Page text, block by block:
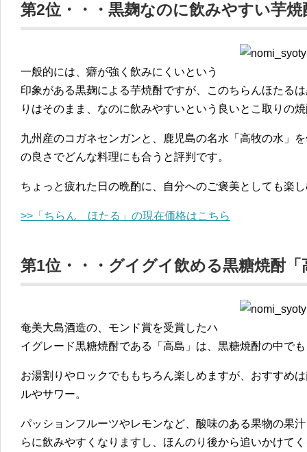
第2位・・・黒麹なのに飲みやすい芋
一般的には、癖が強く飲みにくいという
印象がある黒麹による芋焼酎ですが、このちらんほたる
りはそのまま、なのに飲みやすいという良いとこ取りの
九州産のコガネセンガンと、鹿児島の名水「高牧の水」
の良さでどんな料理にも合うと評判です。
ちょっと疲れた日の晩酌に、自分へのご褒美としても楽
>>「ちらん ほたる」の現在価格はこちら
第1位・・・グイグイ飲める黒糖焼酎「
奄美大島酒造の、モンド賞を受賞したハ
イグレード黒糖焼酎である「高島」は、黒糖焼酎の中で
お湯割りやロックでももちろん楽しめますが、おすすめ
ルやサワー。
パッションフルーツやレモンなど、酸味のある果物の果
らに飲みやすくなりますし、ほんのり後から追いかけて